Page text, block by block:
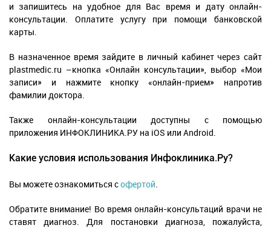
и запишитесь на удобное для Вас время и дату онлайн-
консультации. Оплатите услугу при помощи банковской
карты.
В назначенное время зайдите в личный кабинет через сайт
plastmedic.ru –кнопка «Онлайн консультации», выбор «Мои
записи» и нажмите кнопку «онлайн-прием» напротив
фамилии доктора.
Также онлайн-консультации доступны с помощью
приложения ИНФОКЛИНИКА.РУ на iOS или Android.
Какие условия использования Инфоклиника.Ру?
Вы можете ознакомиться софертой.
Обратите внимание! Во время онлайн-консультаций врачи не
ставят диагноз. Для постановки диагноза, пожалуйста,